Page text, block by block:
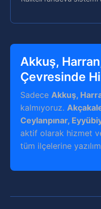
Akkuş,
Çevresinde
Sadece Akkuş,
kalmıyoruz.
Ceylanpınar,
aktif olarak hizmet
tüm ilçelerine